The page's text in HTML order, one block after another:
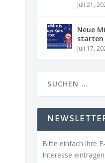
Juli 21,
Neue
starten
Juli 17,
Bitte einfach ihre
Interesse